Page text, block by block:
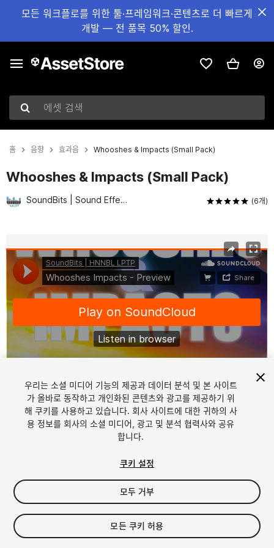
모든 워크플로를 위한 툴·프레임워크·콘텐츠로 더 빠르게
개발 — 전 품목 50% 할인.
에셋 검색
홈 음향 효과음 Whooshes & Impacts (Small Pack)
Whooshes & Impacts (Small Pack)
SoundBits | Sound Effects (6개)
1/3
$15
세금/부가세는 결제 시 반영됩니다.
우리는 소셜 미디어 기능의 제공과 데이터 분석 및 본 사이트
가 올바로 동작하고 개인화된 콘텐츠와 광고를 제공하기 위
해 쿠키를 사용하고 있습니다. 회사 사이트에 대한 귀하의 사
용 정보를 회사의 소셜 미디어, 광고 및 분석 협력사와 공유
합니다.
쿠키 설정
모두 거부
모든 쿠키 허용